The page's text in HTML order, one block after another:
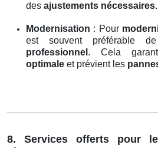
des ajustements nécessaires.
Modernisation : Pour
est souvent préférable
professionnel . Cela
optimale et prévient les
8. Services offerts pour